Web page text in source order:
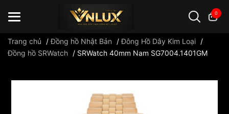
0
Trang chủ /Đồng hồ Nhật Bản /Đông Hồ Dây Kim Loại /
Đồng hồ SRWatch / SRWatch 40mm Nam SG7004.1401GM